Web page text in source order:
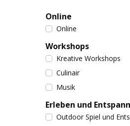
Online
Online
Workshops
Kreative Workshops
Culinair
Musik
Erleben und
Outdoor Spiel und